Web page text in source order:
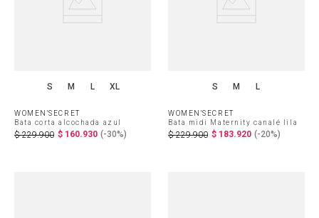
S M L XL
WOMEN'SECRET
Bata corta alcochada azul
$ 229.900 $ 160.930 (-30%)
S M L
WOMEN'SECRET
Bata midi Maternity canalé lila
$ 229.900 $ 183.920 (-20%)